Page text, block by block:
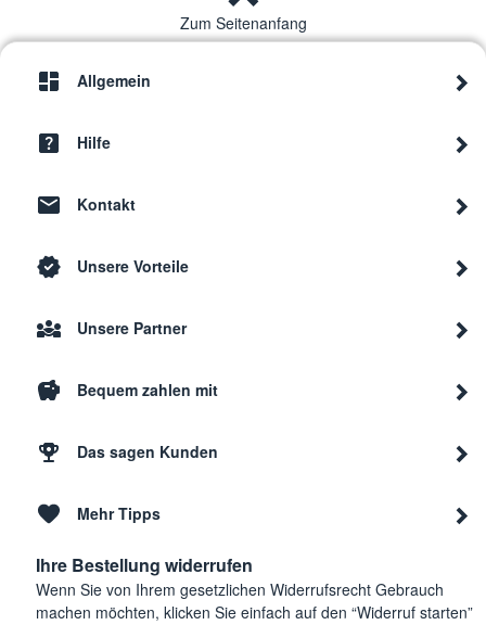
Zum Seitenanfang
Allgemein
Hilfe
Kontakt
Unsere Vorteile
Unsere Partner
Bequem zahlen mit
Das sagen Kunden
Mehr Tipps
Ihre Bestellung widerrufen
Wenn Sie von Ihrem gesetzlichen Widerrufsrecht Gebrauch
machen möchten, klicken Sie einfach auf den “Widerruf starten”